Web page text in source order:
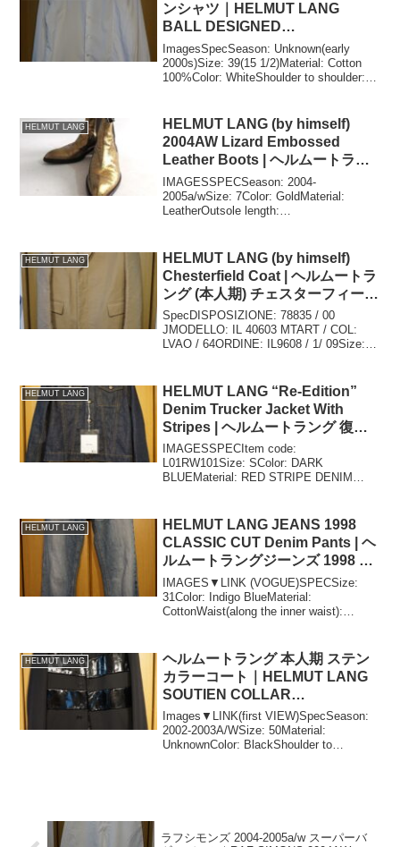
ンシャツ｜HELMUT LANG
BALL DESIGNED
SHIRT（DESIGNED BY HL
HIMSELF)
ImagesSpecSeason: Unknown(early
2000s)Size: 39(15 1/2)Material: Cotton
100%Color: WhiteShoulder to shoulder:
HELMUT LANG
HELMUT LANG (by himself)
2004AW Lizard Embossed
Leather Boots | ヘルムートラン
グ(本人期)2004-2005a/w リザー
ド型押しレザーブーツ
IMAGESSPECSeason: 2004-
2005a/wSize: 7Color: GoldMaterial:
LeatherOutsole length:
HELMUT LANG
HELMUT LANG (by himself)
Chesterfield Coat | ヘルムートラ
ング (本人期) チェスターフィール
ドコート
SpecDISPOSIZIONE: 78835 / 00
JMODELLO: IL 40603 MTART / COL:
LVAO / 64ORDINE: IL9608 / 1/ 09Size:
HELMUT LANG
HELMUT LANG “Re-Edition”
Denim Trucker Jacket With
Stripes | ヘルムートラング 復刻
ストライプペイントジージャン
IMAGESSPECItem code:
L01RW101Size: SColor: DARK
BLUEMaterial: RED STRIPE DENIM
HELMUT LANG
HELMUT LANG JEANS 1998
CLASSIC CUT Denim Pants | ヘ
ルムートラングジーンズ 1998 ク
ラシックカットデニムパンツ
IMAGES▼LINK (VOGUE)SPECSize:
31Color: Indigo BlueMaterial:
CottonWaist(along the inner waist):
HELMUT LANG
ヘルムートラング 本人期 ステン
カラーコート｜HELMUT LANG
SOUTIEN COLLAR
COAT（DESIGNED BY HL
HIMSELF)
Images▼LINK(first VIEW)SpecSeason:
2002-2003A/WSize: 50Material:
UnknownColor: BlackShoulder to
ラフシモンズ 2004-2005a/w スーパーバ